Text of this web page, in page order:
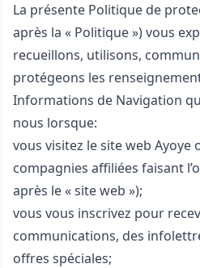
La présente Politique de
après la « Politique ») vous
recueillons, utilisons,
protégeons les
Informations de Navigation
nous lorsque:
vous visitez le site web Ayoye
compagnies affiliées faisant
après le « site web »);
vous vous inscrivez pour
communications, des
offres spéciales;